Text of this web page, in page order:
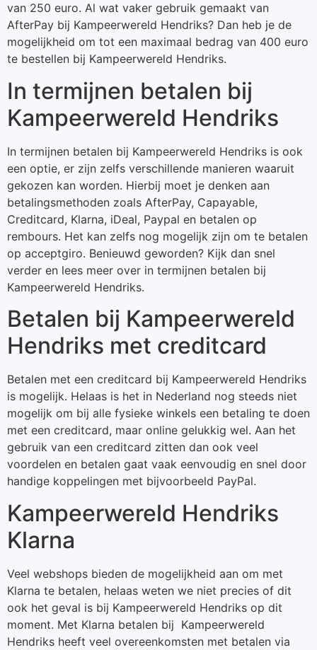
van 250 euro. Al wat vaker gebruik gemaakt van
AfterPay bij Kampeerwereld Hendriks? Dan heb je de
mogelijkheid om tot een maximaal bedrag van 400 euro
te bestellen bij Kampeerwereld Hendriks.
In termijnen betalen bij
Kampeerwereld Hendriks
In termijnen betalen bij Kampeerwereld Hendriks is ook
een optie, er zijn zelfs verschillende manieren waaruit
gekozen kan worden. Hierbij moet je denken aan
betalingsmethoden zoals AfterPay, Capayable,
Creditcard, Klarna, iDeal, Paypal en betalen op
rembours. Het kan zelfs nog mogelijk zijn om te betalen
op acceptgiro. Benieuwd geworden? Kijk dan snel
verder en lees meer over in termijnen betalen bij
Kampeerwereld Hendriks.
Betalen bij Kampeerwereld
Hendriks met creditcard
Betalen met een creditcard bij Kampeerwereld Hendriks
is mogelijk. Helaas is het in Nederland nog steeds niet
mogelijk om bij alle fysieke winkels een betaling te doen
met een creditcard, maar online gelukkig wel. Aan het
gebruik van een creditcard zitten dan ook veel
voordelen en betalen gaat vaak eenvoudig en snel door
handige koppelingen met bijvoorbeeld PayPal.
Kampeerwereld Hendriks
Klarna
Veel webshops bieden de mogelijkheid aan om met
Klarna te betalen, helaas weten we niet precies of dit
ook het geval is bij Kampeerwereld Hendriks op dit
moment. Met Klarna betalen bij Kampeerwereld
Hendriks heeft veel overeenkomsten met betalen via